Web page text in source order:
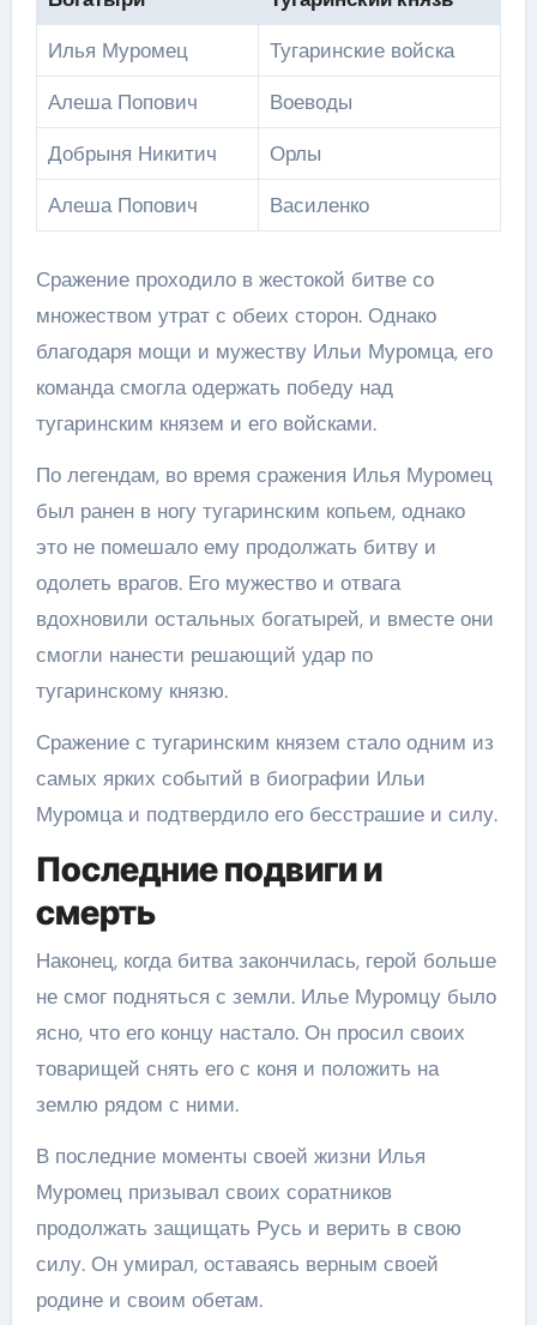
Илья Муромец
Тугаринские войска
Алеша Попович
Воеводы
Добрыня Никитич
Орлы
Алеша Попович
Василенко
Сражение проходило в жестокой битве со
множеством утрат с обеих сторон. Однако
благодаря мощи и мужеству Ильи Муромца, его
команда смогла одержать победу над
тугаринским князем и его войсками.
По легендам, во время сражения Илья Муромец
был ранен в ногу тугаринским копьем, однако
это не помешало ему продолжать битву и
одолеть врагов. Его мужество и отвага
вдохновили остальных богатырей, и вместе они
смогли нанести решающий удар по
тугаринскому князю.
Сражение с тугаринским князем стало одним из
самых ярких событий в биографии Ильи
Муромца и подтвердило его бесстрашие и силу.
Последние подвиги и
смерть
Наконец, когда битва закончилась, герой больше
не смог подняться с земли. Илье Муромцу было
ясно, что его концу настало. Он просил своих
товарищей снять его с коня и положить на
землю рядом с ними.
В последние моменты своей жизни Илья
Муромец призывал своих соратников
продолжать защищать Русь и верить в свою
силу. Он умирал, оставаясь верным своей
родине и своим обетам.